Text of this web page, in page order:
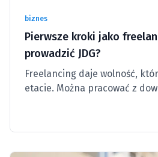
biznes
Pierwsze kroki jako
prowadzić JDG?
Freelancing daje wolność,
etacie. Można pracować z